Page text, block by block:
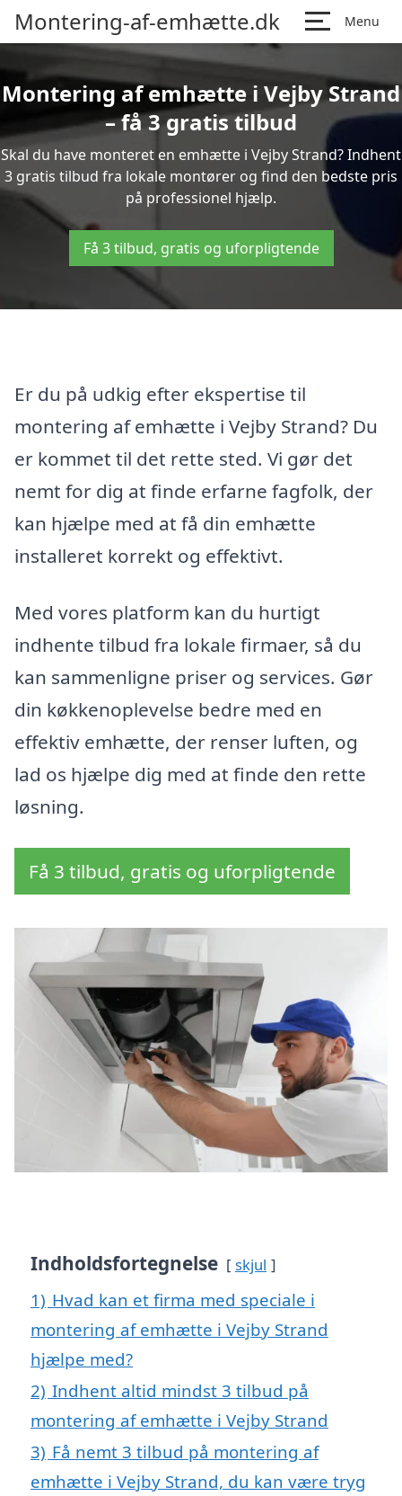
Montering-af-emhætte.dk Menu
Montering af emhætte i Vejby Strand
– få 3 gratis tilbud
Skal du have monteret en emhætte i Vejby Strand? Indhent
3 gratis tilbud fra lokale montører og find den bedste pris
på professionel hjælp.
Få 3 tilbud, gratis og uforpligtende
Er du på udkig efter ekspertise til
montering af emhætte i Vejby Strand? Du
er kommet til det rette sted. Vi gør det
nemt for dig at finde erfarne fagfolk, der
kan hjælpe med at få din emhætte
installeret korrekt og effektivt.
Med vores platform kan du hurtigt
indhente tilbud fra lokale firmaer, så du
kan sammenligne priser og services. Gør
din køkkenoplevelse bedre med en
effektiv emhætte, der renser luften, og
lad os hjælpe dig med at finde den rette
løsning.
Få 3 tilbud, gratis og uforpligtende
Indholdsfortegnelse skjul
1) Hvad kan et firma med speciale i
montering af emhætte i Vejby Strand
hjælpe med?
2) Indhent altid mindst 3 tilbud på
montering af emhætte i Vejby Strand
3) Få nemt 3 tilbud på montering af
emhætte i Vejby Strand, du kan være tryg